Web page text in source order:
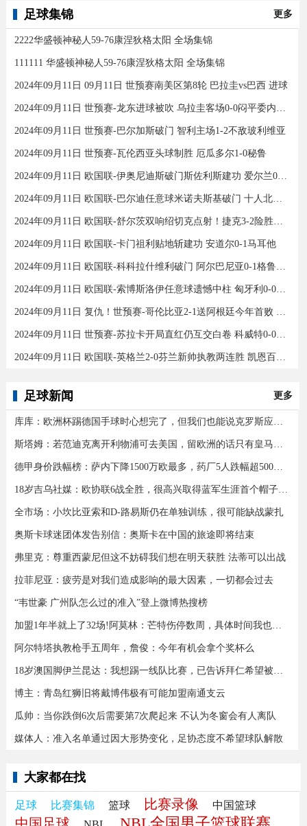
足球集锦 更多
2222华盛顿神秘人59-76康涅狄格太阳 全场集锦
111111 华盛顿神秘人59-76康涅狄格太阳 全场集锦
2024年09月11日 09月11日 世预赛南美区第8轮 巴拉圭vs巴西 进球
2024年09月11日 世预赛-龙东进球被吹 乌拉圭客场0-0闷平委内瑞拉
2024年09月11日 世预赛-巴尔加斯破门 智利主场1-2不敌玻利维亚
2024年09月11日 世预赛-瓦伦西亚头球制胜 厄瓜多尔1-0秘鲁
2024年09月11日 欧国联-伊奥尼迪斯破门斯佐利斯建功 爱尔兰0-2希腊
2024年09月11日 欧国联-巴尔迪任意球米诺夫斯基破门 十人北马其顿2-0亚美尼亚
2024年09月11日 欧国联-舒尔茨双响绍切克点射！捷克3-2险胜乌克兰
2024年09月11日 欧国联-卡门祖利贴地斩建功 安道尔0-1马耳他
2024年09月11日 欧国联-科科拉什维利破门 阿尔巴尼亚0-1格鲁吉亚
2024年09月11日 欧国联-索博斯洛伊任意球遗憾中柱 匈牙利0-0战平波黑
2024年09月11日 复仇！世预赛-哥伦比亚2-1送阿根廷今年首败 J罗传射奥塔门迪送点
2024年09月11日 世预赛-苏拉卡开局直红仍互交白卷 科威特0-0伊拉克
2024年09月11日 欧国联-英格兰2-0芬兰新帅执教两连胜 凯恩百场里程碑双响
足球新闻 更多
库库：欧洲杯踢德国手球时心想完了，但我们也能说克罗斯应被罚下
斯塔姆：若范迪克离开利物浦可去美国，留欧洲的话只有皇马可行
德甲身价跌幅榜：萨内下降1500万欧最多，药厂5人跌幅超500万欧
18岁吉乌社媒：欧协联6战全胜，很高兴取得蓝军生涯首个帽子戏法
全市场：小坎比亚索和D-路易斯仍在单独训练，很可能缺战蒙扎
奥斯卡球迷团体发告别信：奥斯卡在中国的旅途即将结束
弗里克：尊重西蒙尼但这不妨碍我们想在明天获胜 法蒂可以出战
拉菲尼亚：疲劳是对我们造成影响的最大因素，一切都会过去
“韦世豪 广州队怎么过的准入”登上微博热搜榜
加盟1年半就上了32场!阿莫林：芒特伤停数周，具体时间我也不知道
阿尔特塔执教枪手五周年，詹俊：今年有机会拿个奖杯么 ​​​
18岁澳国脚伊兰昆达：我想踢一线队比赛，已告诉拜仁希望被外租
博主：青岛红狮旧将戴博伟极有可能加盟南通支云
瓜帅：当你跌倒6次后需要第7次爬起来 不认为冬窗会有人离队
媒体人：准入名单通过因大形势变化，足协态度不希望球队解散
大家都在找
足球 比赛集锦 篮球 比赛录像 中国篮球